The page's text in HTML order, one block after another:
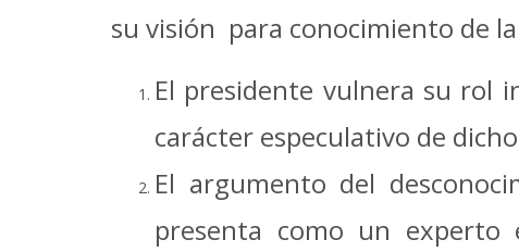
su visión para conocimiento de
El presidente vulnera su rol
carácter especulativo de
El argumento del
presenta como un experto